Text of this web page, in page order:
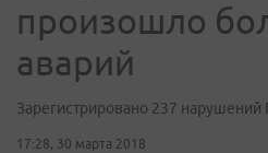
произошло
аварий
Зарегистрировано 237
17:28, 30 марта 2018